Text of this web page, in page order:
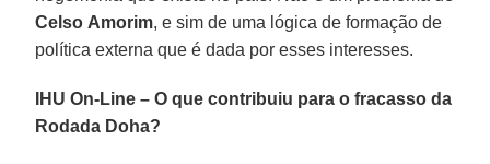
Celso Amorim, e sim de uma lógica de formação de
política externa que é dada por esses interesses.
IHU On-Line – O que contribuiu para o fracasso da
Rodada Doha?